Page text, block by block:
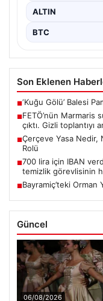
ALTIN
BTC
Son Eklenen
■‘Kuğu Gölü’ Balesi
■FETÖ’nün
çıktı. Gizli toplantıyı
■Çerçeve Yasa Nedir,
Rolü
■700 lira için IBAN
temizlik görevlisinin
■Bayramiç’teki Orman
Güncel
06/08/2026